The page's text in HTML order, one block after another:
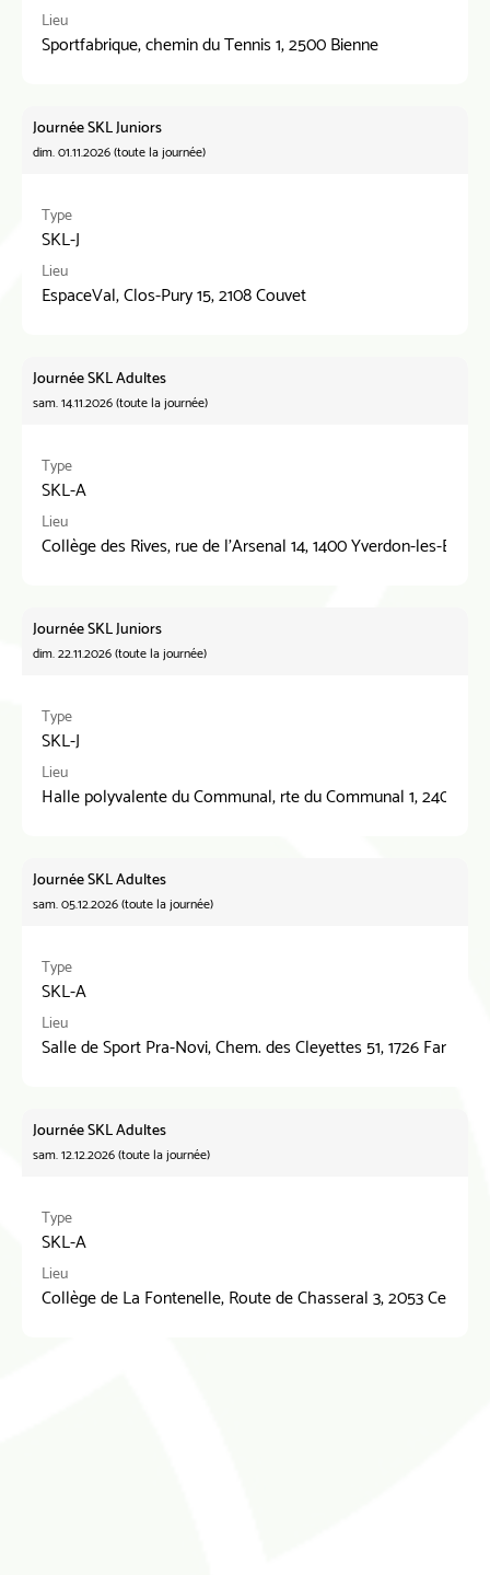
Lieu
Sportfabrique, chemin du Tennis 1, 2500 Bienne
Journée SKL Juniors
dim. 01.11.2026 (toute la journée)
Type
SKL-J
Lieu
EspaceVal, Clos-Pury 15, 2108 Couvet
Journée SKL Adultes
sam. 14.11.2026 (toute la journée)
Type
SKL-A
Lieu
Collège des Rives, rue de l'Arsenal 14, 1400 Yverdon-les-Bains
Journée SKL Juniors
dim. 22.11.2026 (toute la journée)
Type
SKL-J
Lieu
Halle polyvalente du Communal, rte du Communal 1, 2400 Le
Journée SKL Adultes
sam. 05.12.2026 (toute la journée)
Type
SKL-A
Lieu
Salle de Sport Pra-Novi, Chem. des Cleyettes 51, 1726 Farvagny
Journée SKL Adultes
sam. 12.12.2026 (toute la journée)
Type
SKL-A
Lieu
Collège de La Fontenelle, Route de Chasseral 3, 2053 Cernier